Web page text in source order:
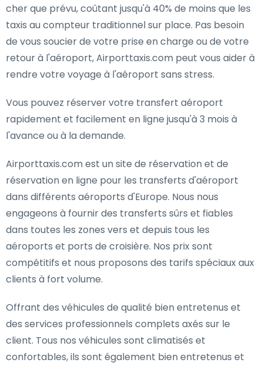
cher que prévu, coûtant jusqu'à 40% de moins que les
taxis au compteur traditionnel sur place. Pas besoin
de vous soucier de votre prise en charge ou de votre
retour à l'aéroport, Airporttaxis.com peut vous aider à
rendre votre voyage à l'aéroport sans stress.
Vous pouvez réserver votre transfert aéroport
rapidement et facilement en ligne jusqu'à 3 mois à
l'avance ou à la demande.
Airporttaxis.com est un site de réservation et de
réservation en ligne pour les transferts d'aéroport
dans différents aéroports d'Europe. Nous nous
engageons à fournir des transferts sûrs et fiables
dans toutes les zones vers et depuis tous les
aéroports et ports de croisière. Nos prix sont
compétitifs et nous proposons des tarifs spéciaux aux
clients à fort volume.
Offrant des véhicules de qualité bien entretenus et
des services professionnels complets axés sur le
client. Tous nos véhicules sont climatisés et
confortables, ils sont également bien entretenus et